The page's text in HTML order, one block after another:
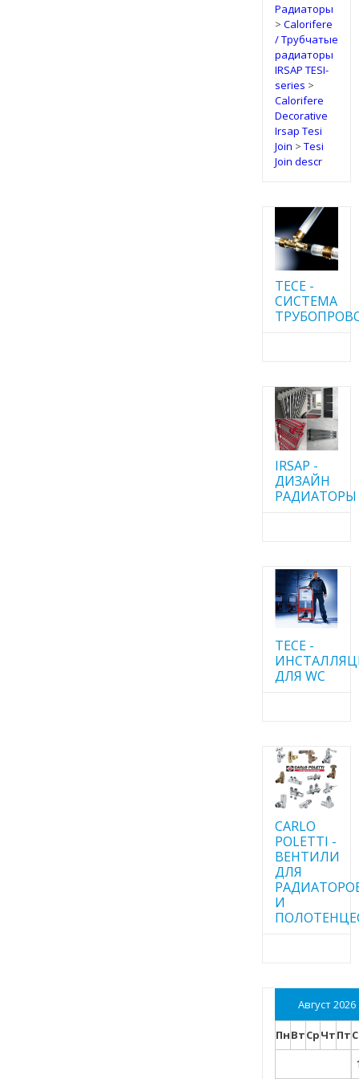
Радиаторы
> Calorifere
/ Трубчатые
радиаторы
IRSAP TESI-
series >
Calorifere
Decorative
Irsap Tesi
Join > Tesi
Join descr
TECE -
CИСТЕМА
IRSAP -
ДИЗАЙН
РАДИАТОРЫ
TECE -
ДЛЯ WC
CARLO
POLETTI -
ВЕНТИЛИ
ДЛЯ
И
Август 2026
ПнВтСрЧтПт